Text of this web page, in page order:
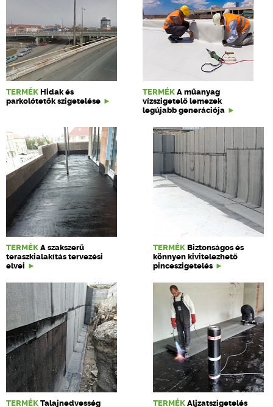
TERMÉK Hidak és
parkolótetők szigetelése
TERMÉK A műanyag
vízszigetelő lemezek
legújabb generációja
TERMÉK A szakszerű
teraszkialakítás tervezési
elvei
TERMÉK Biztonságos és
könnyen kivitelezhető
pinceszigetelés
TERMÉK Talajnedvesség
TERMÉK Aljzatszigetelés